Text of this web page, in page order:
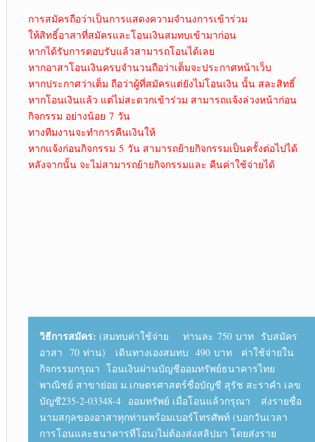
การสมัครถือว่าเป็นการแสดงความจำนงการเข้าร่วม
ให้สิทธิ์อาสาที่สมัครและโอนเงินสมทบเข้ามาก่อน
หากได้รับการตอบรับแล้วสามารถโอนได้เลย
หากอาสาโอนเงินครบจำนวนถือว่าเต็มจะประกาศหน้าเว็บ
หากประกาศว่าเต็ม ถือว่าผู้ที่สมัครแต่ยังไม่โอนเงิน นั้น สละสิทธิ์
หากโอนเงินแล้ว แต่ไม่สะดวกเข้าร่วม สามารถแจ้งล่วงหน้าก่อน
กิจกรรม อย่างน้อย 7 วัน
ทางทีมงานจะทำการคืนเงินให้
หากแจ้งก่อนกิจกรรม 5 วัน สามารถย้ายกิจกรรมเป็นครั้งต่อไปได้
หลังจากนั้น จะไม่สามารถย้ายกิจกรรมและ คืนค่าใช้จ่ายได้
วิธีการสมัคร: (สมทบค่าใช้จ่าย ท่านละ 750 บาท รับสมัคร
อาสา 70 ท่าน) เดินทางเองสมทบ 490 บาท ค่าใช้จ่ายใน
กิจกรรมกรุณา โอนเงินผ่านบัญชีออมทรัพย์ธนาคารไทย
พาณิชย์ สาขาย่อย ม.เกษตรศาสตร์ชื่อบัญชี สุรัช สะราคำ เลข
บัญชี235-2-03348-4 ออมทรัพย์ เมื่อโอนแล้วกรุณา ส่งรายชื่อ
นามสกุลของอาสาทุกท่านพร้อมเบอร์โทรศัพท์ (บอกวันเวลา
การโอนและธนาคารที่โอน)ไม่ต้องส่งสลิปมา โดยส่งราย